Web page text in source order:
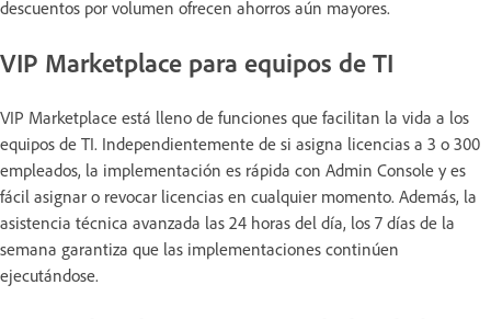
descuentos por volumen ofrecen ahorros aún mayores.
VIP Marketplace para equipos de TI
VIP Marketplace está lleno de funciones que facilitan la vida a los
equipos de TI. Independientemente de si asigna licencias a 3 o 300
empleados, la implementación es rápida con Admin Console y es
fácil asignar o revocar licencias en cualquier momento. Además, la
asistencia técnica avanzada las 24 horas del día, los 7 días de la
semana garantiza que las implementaciones continúen
ejecutándose.